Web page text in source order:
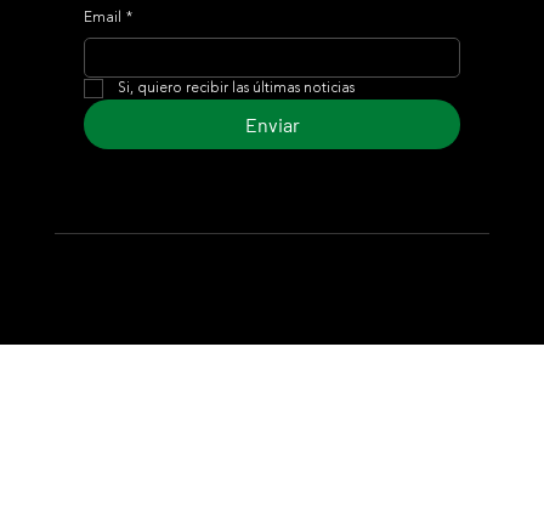
Email *
Si, quiero recibir las últimas noticias
Enviar